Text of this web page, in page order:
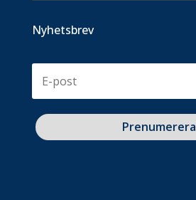
Nyhetsbrev
Prenumerera